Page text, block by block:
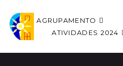
AGRUPAMENTO
ATIVIDADES 2024